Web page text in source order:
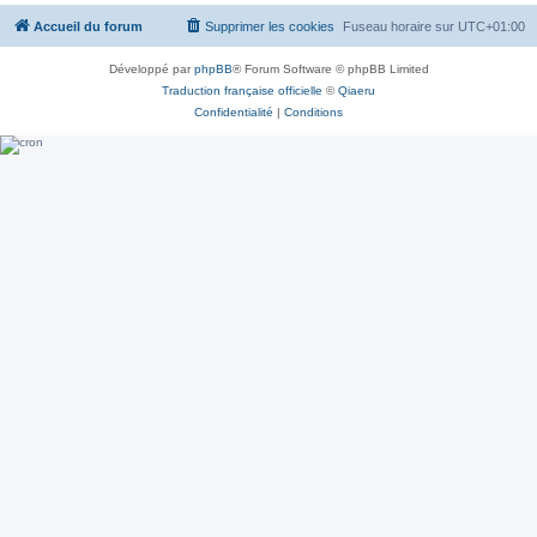
Accueil du forum Fuseau horaire sur UTC+01:00
Supprimer les cookies
Développé parphpBB® Forum Software © phpBB Limited
Traduction française officielle ©Qiaeru
Confidentialité | Conditions